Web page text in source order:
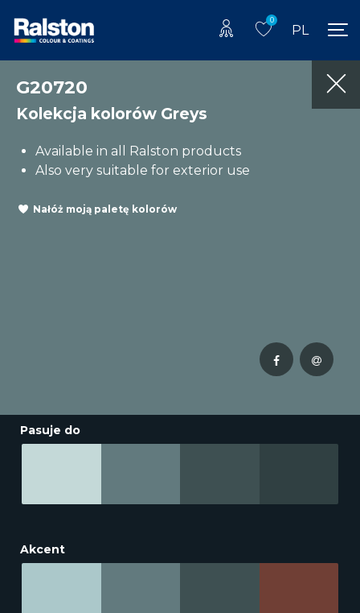
0
PL
G20720
Kolekcja kolorów Greys
Available in all Ralston products
Also very suitable for exterior use
Nałóż moją paletę kolorów
Pasuje do
Akcent